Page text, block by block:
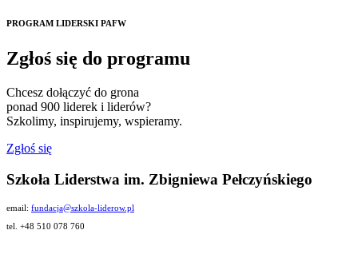
PROGRAM LIDERSKI PAFW
Zgłoś się do programu
Chcesz dołączyć do grona
ponad 900 liderek i liderów?
Szkolimy, inspirujemy, wspieramy.
Zgłoś się
Szkoła Liderstwa im. Zbigniewa Pełczyńskiego
email: fundacja@szkola-liderow.pl
tel. +48 510 078 760